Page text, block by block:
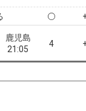
鹿児島
21:05
4